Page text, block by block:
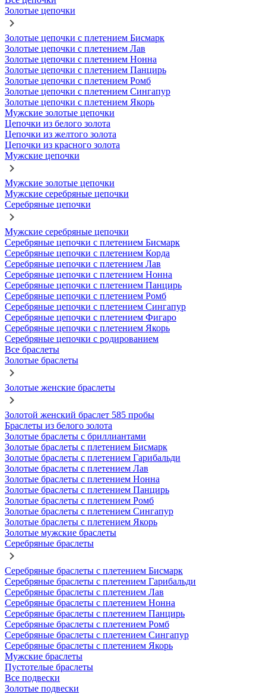
Золотые цепочки
Золотые цепочки с плетением Бисмарк
Золотые цепочки с плетением Лав
Золотые цепочки с плетением Нонна
Золотые цепочки с плетением Панцирь
Золотые цепочки с плетением Ромб
Золотые цепочки с плетением Сингапур
Золотые цепочки с плетением Якорь
Мужские золотые цепочки
Цепочки из белого золота
Цепочки из желтого золота
Цепочки из красного золота
Мужские цепочки
Мужские золотые цепочки
Мужские серебряные цепочки
Серебряные цепочки
Мужские серебряные цепочки
Серебряные цепочки с плетением Бисмарк
Серебряные цепочки с плетением Корда
Серебряные цепочки с плетением Лав
Серебряные цепочки с плетением Нонна
Серебряные цепочки с плетением Панцирь
Серебряные цепочки с плетением Ромб
Серебряные цепочки с плетением Сингапур
Серебряные цепочки с плетением Фигаро
Серебряные цепочки с плетением Якорь
Серебряные цепочки с родированием
Все браслеты
Золотые браслеты
Золотые женские браслеты
Золотой женский браслет 585 пробы
Браслеты из белого золота
Золотые браслеты с бриллиантами
Золотые браслеты с плетением Бисмарк
Золотые браслеты с плетением Гарибальди
Золотые браслеты с плетением Лав
Золотые браслеты с плетением Нонна
Золотые браслеты с плетением Панцирь
Золотые браслеты с плетением Ромб
Золотые браслеты с плетением Сингапур
Золотые браслеты с плетением Якорь
Золотые мужские браслеты
Серебряные браслеты
Серебряные браслеты с плетением Бисмарк
Серебряные браслеты с плетением Гарибальди
Серебряные браслеты с плетением Лав
Серебряные браслеты с плетением Нонна
Серебряные браслеты с плетением Панцирь
Серебряные браслеты с плетением Ромб
Серебряные браслеты с плетением Сингапур
Серебряные браслеты с плетением Якорь
Мужские браслеты
Пустотелые браслеты
Все подвески
Золотые подвески